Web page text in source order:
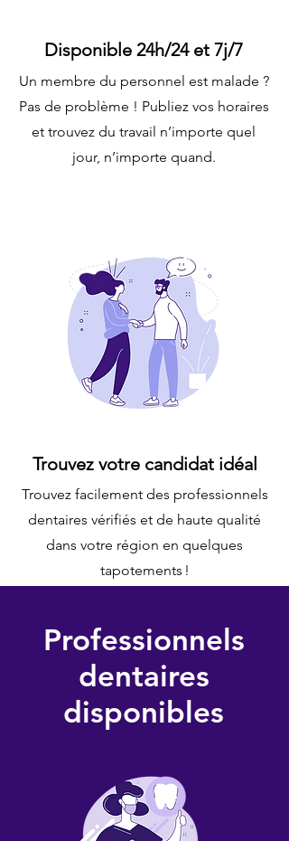
Disponible 24h/24 et 7j/7
Un membre du personnel est malade ?
Pas de problème ! Publiez vos horaires
et trouvez du travail n’importe quel
jour, n’importe quand.
Trouvez votre candidat idéal
Trouvez facilement des professionnels
dentaires vérifiés et de haute qualité
dans votre région en quelques
tapotements !
Professionnels
dentaires
disponibles